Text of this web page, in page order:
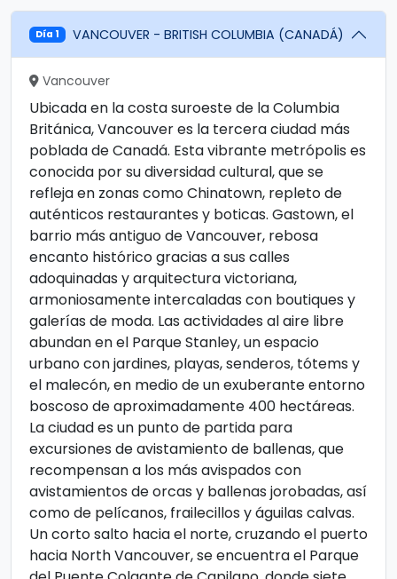
Día 1 VANCOUVER - BRITISH COLUMBIA (CANADÁ)
Vancouver
Ubicada en la costa suroeste de la Columbia
Británica, Vancouver es la tercera ciudad más
poblada de Canadá. Esta vibrante metrópolis es
conocida por su diversidad cultural, que se
refleja en zonas como Chinatown, repleto de
auténticos restaurantes y boticas. Gastown, el
barrio más antiguo de Vancouver, rebosa
encanto histórico gracias a sus calles
adoquinadas y arquitectura victoriana,
armoniosamente intercaladas con boutiques y
galerías de moda. Las actividades al aire libre
abundan en el Parque Stanley, un espacio
urbano con jardines, playas, senderos, tótems y
el malecón, en medio de un exuberante entorno
boscoso de aproximadamente 400 hectáreas.
La ciudad es un punto de partida para
excursiones de avistamiento de ballenas, que
recompensan a los más avispados con
avistamientos de orcas y ballenas jorobadas, así
como de pelícanos, frailecillos y águilas calvas.
Un corto salto hacia el norte, cruzando el puerto
hacia North Vancouver, se encuentra el Parque